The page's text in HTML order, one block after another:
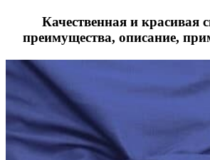
Качественная и красивая
преимущества, описание,